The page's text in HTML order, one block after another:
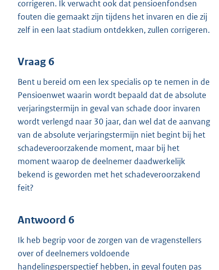
corrigeren. Ik verwacht ook dat pensioenfondsen
fouten die gemaakt zijn tijdens het invaren en die zij
zelf in een laat stadium ontdekken, zullen corrigeren.
Vraag 6
Bent u bereid om een lex specialis op te nemen in de
Pensioenwet waarin wordt bepaald dat de absolute
verjaringstermijn in geval van schade door invaren
wordt verlengd naar 30 jaar, dan wel dat de aanvang
van de absolute verjaringstermijn niet begint bij het
schadeveroorzakende moment, maar bij het
moment waarop de deelnemer daadwerkelijk
bekend is geworden met het schadeveroorzakend
feit?
Antwoord 6
Ik heb begrip voor de zorgen van de vragenstellers
over of deelnemers voldoende
handelingsperspectief hebben, in geval fouten pas